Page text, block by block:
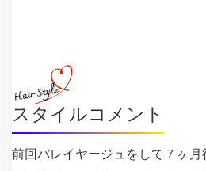
スタイルコメント
前回バレイヤージュをして７ヶ月